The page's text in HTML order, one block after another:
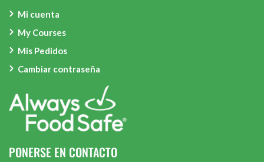
Mi cuenta
My Courses
Mis Pedidos
Cambiar contraseña
PONERSE EN CONTACTO